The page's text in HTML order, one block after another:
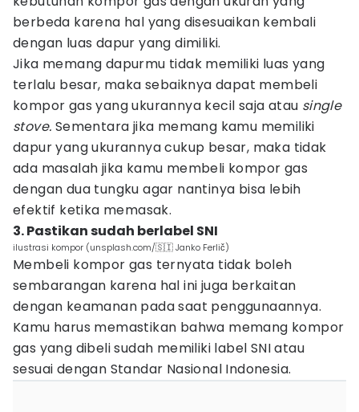
berbeda karena hal yang disesuaikan kembali
dengan luas dapur yang dimiliki.
Jika memang dapurmu tidak memiliki luas yang
terlalu besar, maka sebaiknya dapat membeli
kompor gas yang ukurannya kecil saja atau single
stove. Sementara jika memang kamu memiliki
dapur yang ukurannya cukup besar, maka tidak
ada masalah jika kamu membeli kompor gas
dengan dua tungku agar nantinya bisa lebih
efektif ketika memasak.
3. Pastikan sudah berlabel SNI
ilustrasi kompor (unsplash.com/🇸🇮 Janko Ferlič)
Membeli kompor gas ternyata tidak boleh
sembarangan karena hal ini juga berkaitan
dengan keamanan pada saat penggunaannya.
Kamu harus memastikan bahwa memang kompor
gas yang dibeli sudah memiliki label SNI atau
sesuai dengan Standar Nasional Indonesia.